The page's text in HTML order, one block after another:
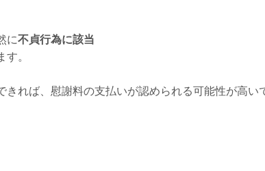
に不貞行為に該当
。
れば、慰謝料の支払いが認められる可能性が高い